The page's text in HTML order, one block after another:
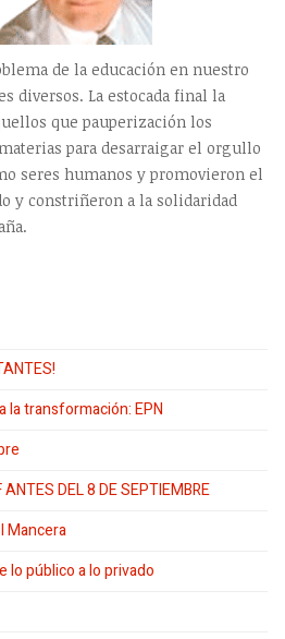
de la educación en nuestro
diversos. La estocada final la
que pauperización los
para desarraigar el orgullo
seres humanos y promovieron el
y constriñeron a la solidaridad
la transformación: EPN
DEL 8 DE SEPTIEMBRE
Mancera
lo público a lo privado